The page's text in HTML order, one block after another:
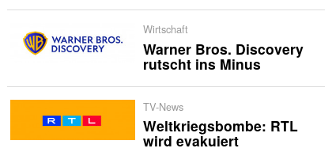
Wirtschaft
Warner Bros. Discovery
rutscht ins Minus
TV-News
Weltkriegsbombe: RTL
wird evakuiert